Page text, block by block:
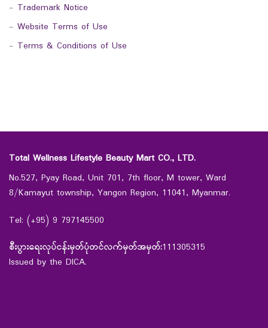
- Trademark Notice
- Website Terms of Use
- Terms & Conditions of Use
Total Wellness Lifestyle Beauty Mart CO., LTD.
No.527, Pyay Road, Unit 701, 7th floor, M tower, Ward
8/Kamayut township, Yangon Region, 11041, Myanmar.
Tel: (+95) 9 797145500
စီးပွားရေးလုပ်ငန်းမှတ်ပုံတင်လက်မှတ်အမှတ်:111305315
Issued by the DICA.